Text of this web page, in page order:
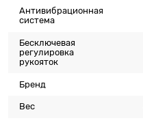
Антивибрационная
система
Бесключевая
регулировка
рукояток
Бренд
Вес